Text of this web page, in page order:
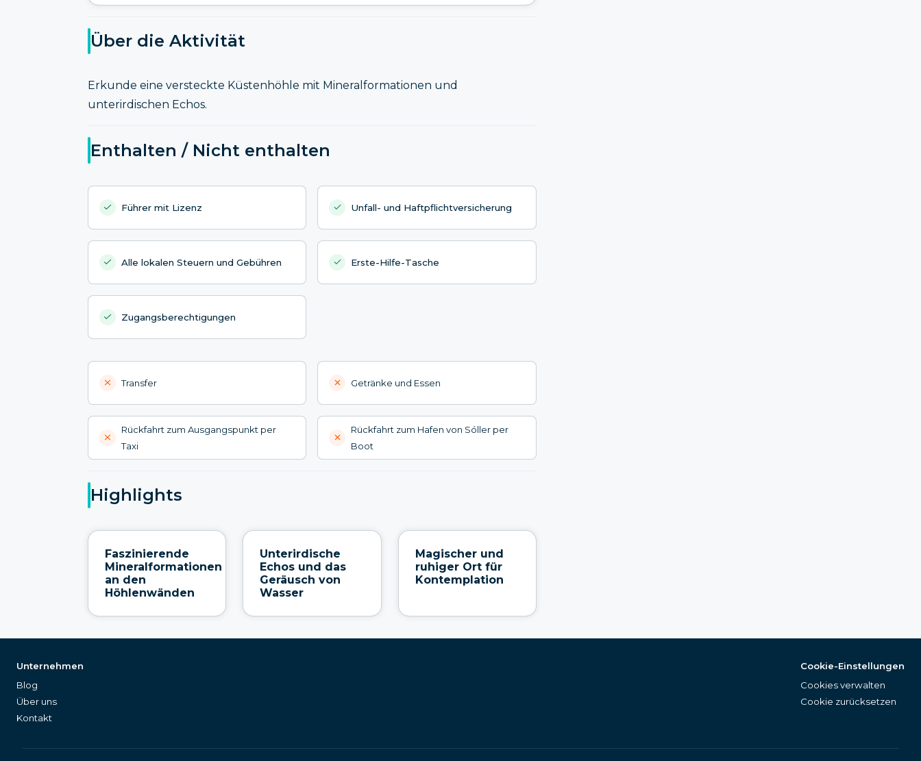
Über die Aktivität
Erkunde eine versteckte Küstenhöhle mit Mineralformationen und
unterirdischen Echos.
Enthalten / Nicht enthalten
Führer mit Lizenz Unfall- und Haftpflichtversicherung
Alle lokalen Steuern und Gebühren Erste-Hilfe-Tasche
Zugangsberechtigungen
Transfer Getränke und Essen
Rückfahrt zum Ausgangspunkt per
Taxi
Rückfahrt zum Hafen von Sóller per
Boot
Highlights
Faszinierende
Mineralformationen
an den
Höhlenwänden
Unterirdische
Echos und das
Geräusch von
Wasser
Magischer und
ruhiger Ort für
Kontemplation
Unternehmen
Blog
Über uns
Kontakt
Cookie-Einstellungen
Cookies verwalten
Cookie zurücksetzen